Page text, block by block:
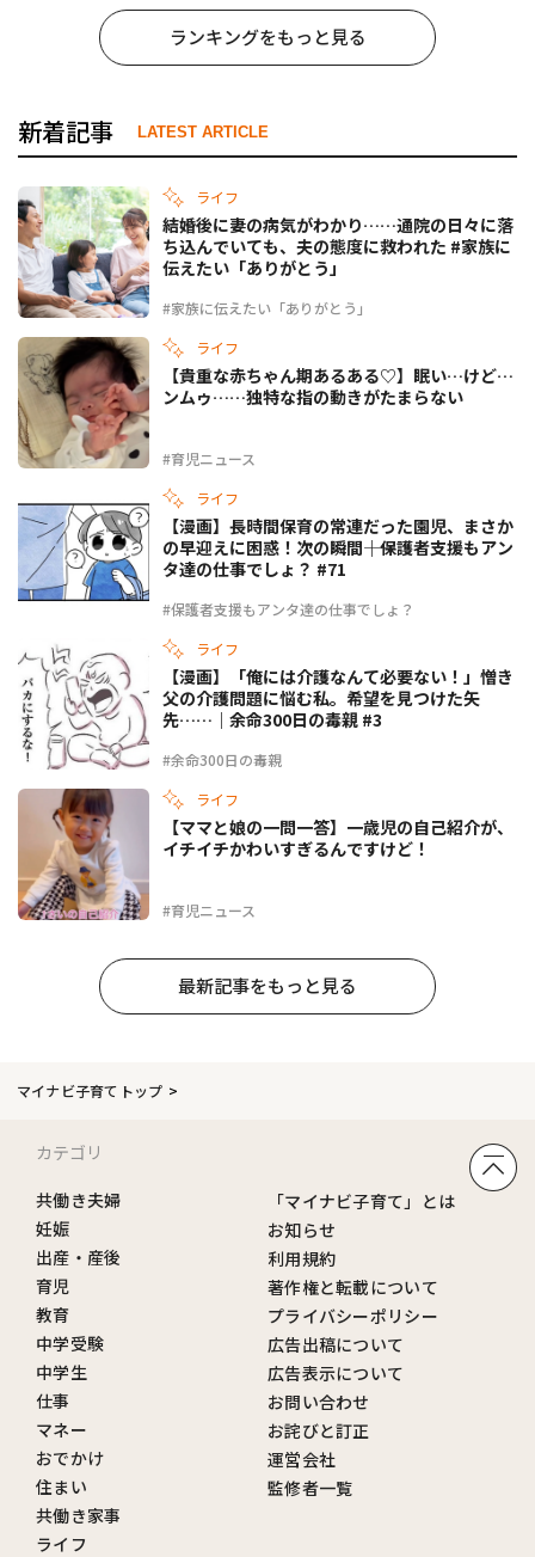
ランキングをもっと見る
新着記事 LATEST ARTICLE
ライフ
#家族に伝えたい「ありがとう」
結婚後に妻の病気がわかり……通院の日々に落
ち込んでいても、夫の態度に救われた #家族に
伝えたい「ありがとう」
ライフ
#育児ニュース
【貴重な赤ちゃん期あるある♡】眠い…けど…
ンムゥ……独特な指の動きがたまらない
ライフ
#保護者支援もアンタ達の仕事でしょ？
【漫画】長時間保育の常連だった園児、まさか
の早迎えに困惑！次の瞬間――｜保護者支援もアン
タ達の仕事でしょ？ #71
ライフ
#余命300日の毒親
【漫画】「俺には介護なんて必要ない！」憎き
父の介護問題に悩む私。希望を見つけた矢
先……｜余命300日の毒親 #3
ライフ
#育児ニュース
【ママと娘の一問一答】一歳児の自己紹介が、
イチイチかわいすぎるんですけど！
最新記事をもっと見る
マイナビ子育てトップ
カテゴリ
共働き夫婦
妊娠
出産・産後
育児
教育
中学受験
中学生
仕事
マネー
おでかけ
住まい
共働き家事
ライフ
「マイナビ子育て」とは
お知らせ
利用規約
著作権と転載について
プライバシーポリシー
広告出稿について
広告表示について
お問い合わせ
お詫びと訂正
運営会社
監修者一覧